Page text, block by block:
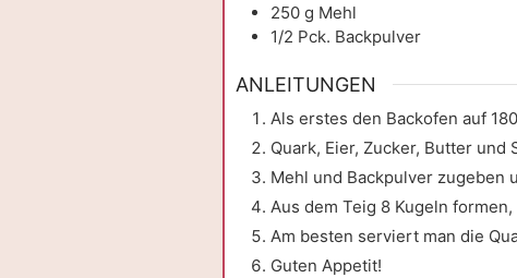
250 g Mehl
1/2 Pck. Backpulver
ANLEITUNGEN
Als erstes den Backofen auf
Quark, Eier, Zucker, Butter
Mehl und Backpulver zugeben
Aus dem Teig 8 Kugeln
Am besten serviert man die
Guten Appetit!